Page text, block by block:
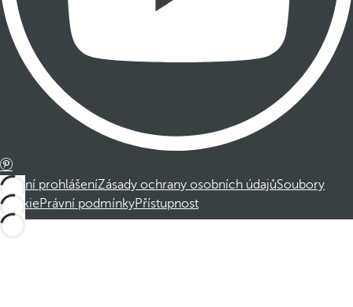
Právní prohlášeníZásady ochrany osobních údajůSoubory
cookiePrávní podmínkyPřístupnost